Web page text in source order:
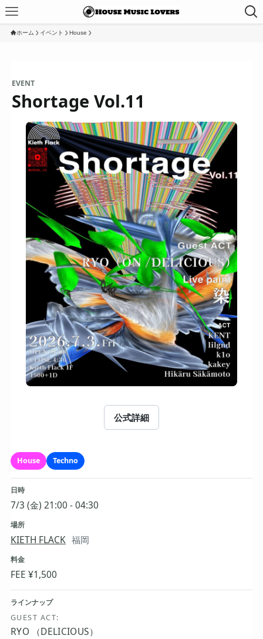
ホーム イベント House
EVENT
Shortage Vol.11
公式詳細
House Techno
日時
7/3 (金) 21:00 - 04:30
場所
KIETH FLACK 福岡
料金
FEE ¥1,500
ラインナップ
GUEST ACT:
RYO （DELICIOUS）